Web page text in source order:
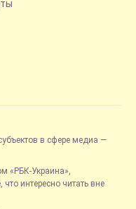
в сфере медиа —
«РБК-Украина»,
интересно читать вне